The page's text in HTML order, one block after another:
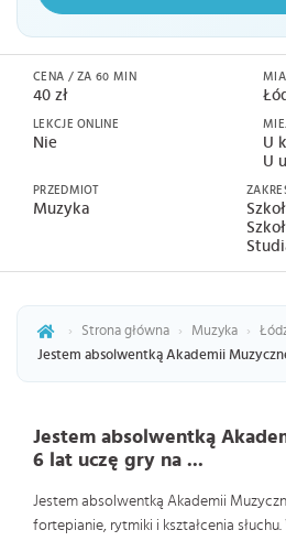
CENA / ZA 60 MIN
40 zł
LEKCJE ONLINE
Nie
U
U
PRZEDMIOT
Muzyka
› Strona główna › Muzyka ›
Jestem absolwentką Akademii
Jestem absolwentką
6 lat uczę gry na ...
Jestem absolwentką Akademii
fortepianie, rytmiki i kształcenia